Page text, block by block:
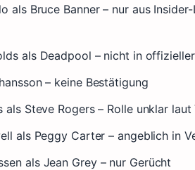
als Bruce Banner – nur aus
als Deadpool – nicht in
– keine Bestätigung
als Steve Rogers – Rolle unklar
als Peggy Carter – angeblich in
als Jean Grey – nur Gerücht